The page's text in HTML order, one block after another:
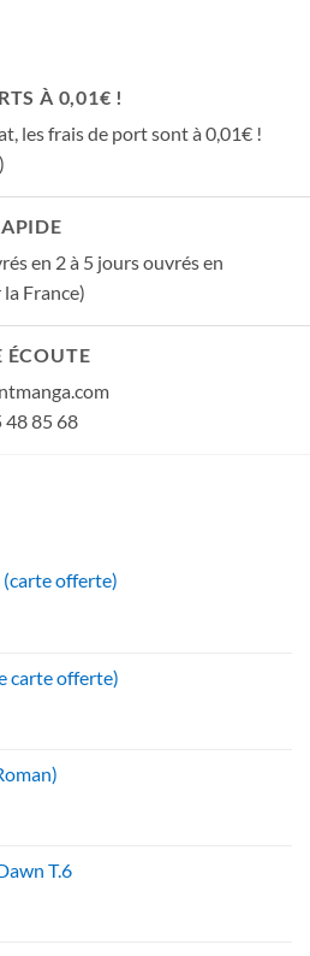
À 0,01€ !
les frais de port sont à 0,01€ !
en 2 à 5 jours ouvrés en
France)
ÉCOUTE
48 85 68
(carte offerte)
carte offerte)
T.6